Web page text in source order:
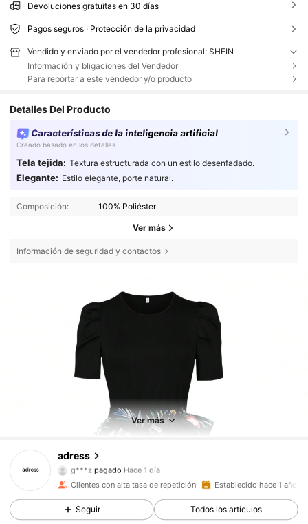
Devoluciones gratuitas en 30 días
Pagos seguros · Protección de la privacidad
Vendido y enviado por el vendedor profesional: SHEIN
Información y bligaciones del Vendedor
Para reportar a este vendedor y/o producto
Detalles Del Producto
Características de la inteligencia artificial
Creado basado en los detalles
Tela tejida: Textura estructurada con un estilo desenfadado.
Elegante: Estilo elegante, porte natural.
Composición: 100% Poliéster
Ver más
Información de seguridad y contactos
Ver más
adress
g***z pagado
t***6seguido hace Hace 19 horas
Clientes con alta tasa de repetición Establecido hace 1 año
Seguir Todos los artículos